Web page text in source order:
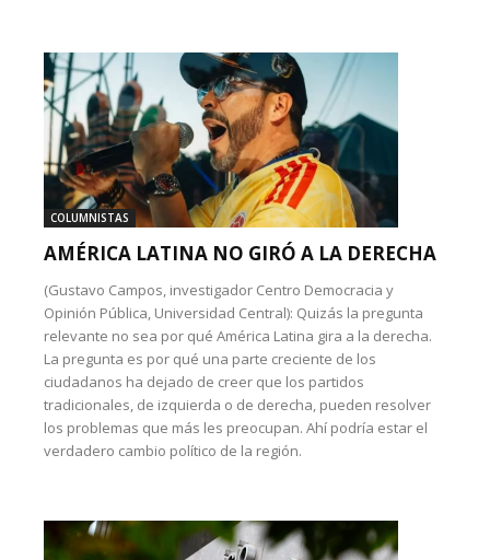
COLUMNISTAS
AMÉRICA LATINA NO GIRÓ A LA DERECHA
(Gustavo Campos, investigador Centro Democracia y
Opinión Pública, Universidad Central): Quizás la pregunta
relevante no sea por qué América Latina gira a la derecha.
La pregunta es por qué una parte creciente de los
ciudadanos ha dejado de creer que los partidos
tradicionales, de izquierda o de derecha, pueden resolver
los problemas que más les preocupan. Ahí podría estar el
verdadero cambio político de la región.